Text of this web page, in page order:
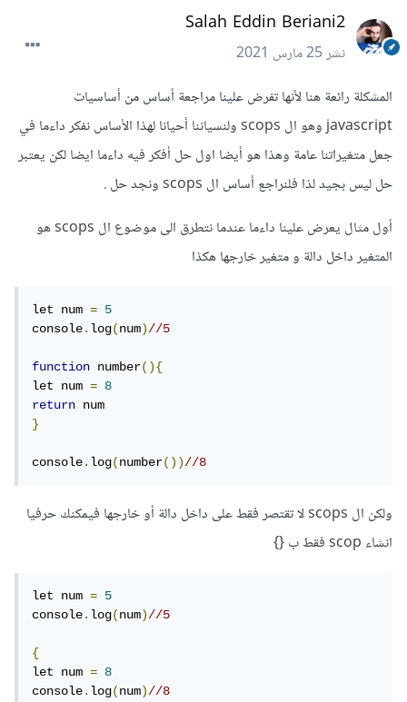
Salah Eddin Beriani2
نشر25 مارس 2021
المشكلة رائعة هنا لأنها تفرض علينا مراجعة أساس من أساسيات
javascript وهو ال scops ولنسياننا أحيانا لهذا الأساس نفكر داءما في
جعل متغيراتنا عامة وهذا هو أيضا اول حل أفكر فيه داءما ايضا لكن يعتبر
حل ليس بجيد لذا فلنراجع أساس ال scops ونجد حل .
أول مثال يعرض علينا داءما عندما نتطرق الى موضوع ال scops هو
المتغير داخل دالة و متغير خارجها هكذا
let num =
5
console.log(num)//5
function number(){
let num =
8
return
}
console.log(number())//8
ولكن ال scops لا تقتصر فقط على داخل دالة أو خارجها فيمكنك حرفيا
انشاء scop فقط ب {}
let num =
5
console.log(num)//5
{
let num =
8
console.log(num)//8